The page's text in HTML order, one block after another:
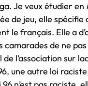
Je veux étudier en
de jeu, elle spécifie
le français. Elle a
camarades de ne
l’association sur
une autre loi